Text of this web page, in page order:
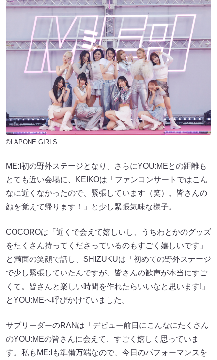
©LAPONE GIRLS
ME:I初の野外ステージとなり、さらにYOU:MEとの距離も
とても近い会場に、KEIKOは「ファンコンサートではこん
なに近くなかったので、緊張しています（笑）。皆さんの
顔を覚えて帰ります！」と少し緊張気味な様子。
COCOROは「近くで会えて嬉しいし、うちわとかのグッズ
をたくさん持ってくださっているのもすごく嬉しいです」
と満面の笑顔で話し、SHIZUKUは「初めての野外ステージ
で少し緊張していたんですが、皆さんの歓声が本当にすご
くて。皆さんと楽しい時間を作れたらいいなと思います!」
とYOU:MEへ呼びかけていました。
サブリーダーのRANは「デビュー前日にこんなにたくさん
のYOU:MEの皆さんに会えて、すごく嬉しく思っていま
す。私もME:Iも準備万端なので、今日のパフォーマンスを